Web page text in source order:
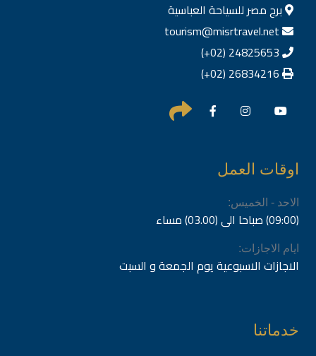
برج مصر للسياحة العباسية
اوقات العمل
الاحد - الخميس:
(09:00) صباحا الى (03.00) مساء
ايام الاجازات:
الاجازات الاسبوعية يوم الجمعة و السبت
خدماتنا